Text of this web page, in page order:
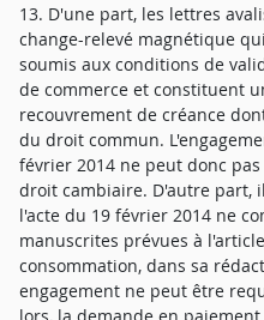
13. D'une part, les lettres
change-relevé magnétique
soumis aux conditions de
de commerce et constituent
recouvrement de créance
du droit commun.
février 2014 ne peut donc
droit cambiaire. D'autre part,
l'acte du 19 février 2014 ne
manuscrites prévues à
consommation, dans sa
engagement ne peut être